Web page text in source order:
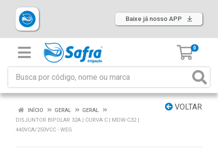
Baixe já nosso APP
0
VOLTAR
INÍCIO GERAL
GERAL
DISJUNTOR BIPOLAR 32A | CURVA C | MDW-C32 |
440VCA/250VCC - WEG